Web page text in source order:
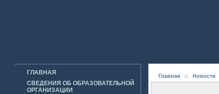
ГЛАВНАЯ
СВЕДЕНИЯ ОБ ОБРАЗОВАТЕЛЬНОЙ
ОРГАНИЗАЦИИ
Главная:: Новости